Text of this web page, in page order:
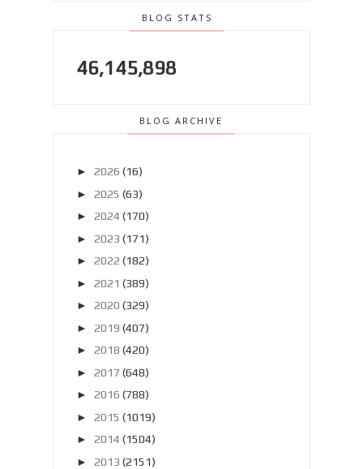
BLOG STATS
46,145,898
BLOG ARCHIVE
► 2026 (16)
► 2025 (63)
► 2024 (170)
► 2023 (171)
► 2022 (182)
► 2021 (389)
► 2020 (329)
► 2019 (407)
► 2018 (420)
► 2017 (648)
► 2016 (788)
► 2015 (1019)
► 2014 (1504)
► 2013 (2151)